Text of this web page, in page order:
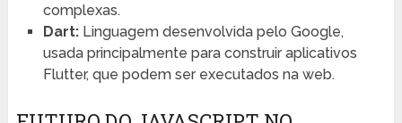
complexas.
Dart:Linguagem desenvolvida pelo Google,
usada principalmente para construir aplicativos
Flutter, que podem ser executados na web.